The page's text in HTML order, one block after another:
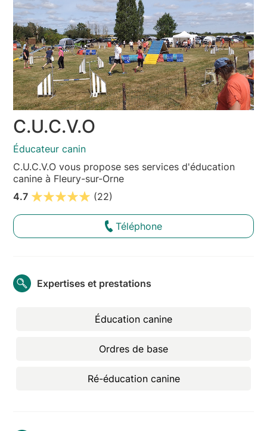
C.U.C.V.O
Éducateur canin
C.U.C.V.O vous propose ses services d'éducation
canine à Fleury-sur-Orne
4.7
(22)
Téléphone
Expertises et prestations
Éducation canine
Ordres de base
Ré-éducation canine